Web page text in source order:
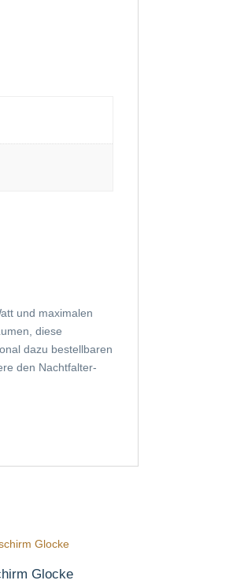
und maximalen
diese
dazu bestellbaren
den Nachtfalter-
Glocke